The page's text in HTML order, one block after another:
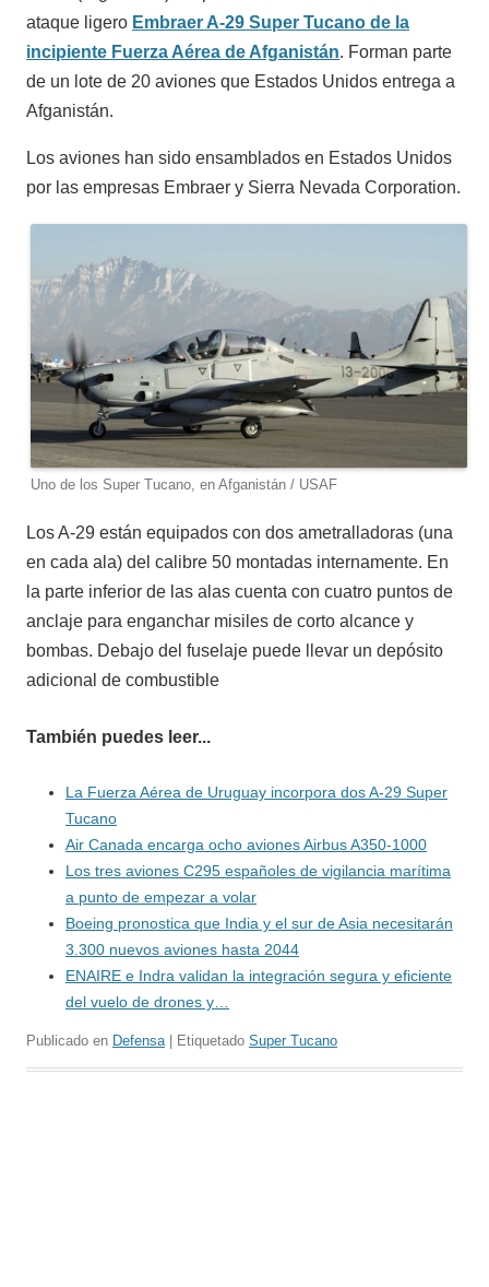
ataque ligero Embraer A-29 Super Tucano de la
incipiente Fuerza Aérea de Afganistán. Forman parte
de un lote de 20 aviones que Estados Unidos entrega a
Afganistán.
Los aviones han sido ensamblados en Estados Unidos
por las empresas Embraer y Sierra Nevada Corporation.
Uno de los Super Tucano, en Afganistán / USAF
Los A-29 están equipados con dos ametralladoras (una
en cada ala) del calibre 50 montadas internamente. En
la parte inferior de las alas cuenta con cuatro puntos de
anclaje para enganchar misiles de corto alcance y
bombas. Debajo del fuselaje puede llevar un depósito
adicional de combustible
También puedes leer...
La Fuerza Aérea de Uruguay incorpora dos A-29 Super
Tucano
Air Canada encarga ocho aviones Airbus A350-1000
Los tres aviones C295 españoles de vigilancia marítima
a punto de empezar a volar
Boeing pronostica que India y el sur de Asia necesitarán
3.300 nuevos aviones hasta 2044
ENAIRE e Indra validan la integración segura y eficiente
del vuelo de drones y…
Publicado en Defensa| Etiquetado Super Tucano